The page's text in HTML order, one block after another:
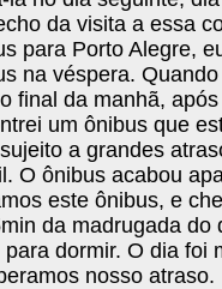
da visita a essa
para Porto Alegre,
na véspera.
final da manhã,
um ônibus que
a grandes
O ônibus acabou
este ônibus, e
da madrugada do
para dormir. O dia foi
nosso atraso.